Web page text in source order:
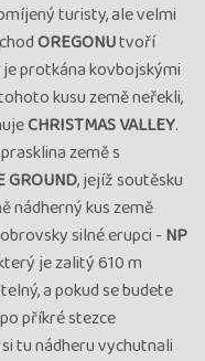
turisty, ale velmi
OREGONUtvoří
protkána kovbojskými
kusu země neřekli,
CHRISTMASVALLEY.
země s
GROUND, jejíž soutěsku
nádherný kus země
silné erupci -NP
je zalitý 610 m
a pokud se budete
příkré stezce
tu nádheru vychutnali